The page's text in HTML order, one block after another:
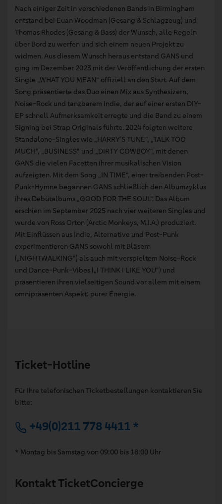
Nach einiger Zeit in verschiedenen Bands in Birmingham
entstand bei Euan Woodman (Gesang & Schlagzeug) und
Thomas Rhodes (Gesang & Bass) der Wunsch, alle Regeln
über Bord zu werfen und sich einem neuen Projekt zu
widmen. Aus diesem Wunsch heraus entstand GANS und
ging im Dezember 2023 mit der Veröffentlichung der ersten
Single „WHAT YOU MEAN“ offiziell an den Start. Auf dem
Song präsentierte das Duo einen Mix aus Synthesizern,
Noise-Rock und tanzbarem Indie, der auf einer ersten DIY-
EP schnell Aufmerksamkeit erregte und die Band zu einem
Signing bei Strap Originals führte. 2024 folgten weitere
Standalone-Singles wie „HARRY’S TUNE“, „TALK TOO
MUCH“, „BUSINESS“ und „DIRTY COWBOY“, mit denen
GANS die vielen Facetten ihrer musikalischen Vision
aufzeigten. Mit dem Song „IN TIME“, einer treibenden Post-
Punk-Hymne begannen GANS schließlich den Albumzyklus
ihres Debütalbums „GOOD FOR THE SOUL“. Das Album
erschien im September 2025 nach vier weiteren Singles und
wurde von Ross Orton (Arctic Monkeys, M.I.A.) produziert.
Mit Einflüssen aus Indie, Alternative und Post-Punk
experimentieren GANS sowohl mit Bläsern
(„NIGHTWALKING“) als auch mit verspieltem Noise-Rock
und Dance-Punk-Vibes („I THINK I LIKE YOU“) und
präsentieren ihren vielseitigen Sound vor allem mit einem
omnipräsenten Aspekt: purer Energie.
Ticket-Hotline
Für Ihre telefonischen Ticketbestellungen kontaktieren Sie
bitte:
+49(0)211 778 4411 *
* Montag bis Samstag von 09:00 bis 18:00 Uhr
Kontakt TicketConcierge